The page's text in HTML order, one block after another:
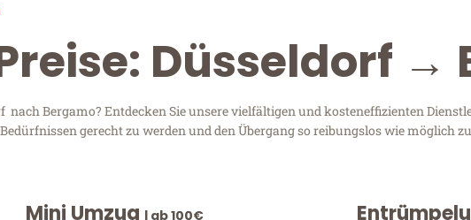
Düsseldorf →
nach Bergamo? Entdecken Sie unsere vielfältigen und kosteneffizienten
gerecht zu werden und den Übergang so reibungslos wie möglich
Mini Umzug | ab 100€